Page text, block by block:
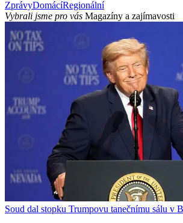
ZprávyDomácíRegionální
Vybrali jsme pro vás Magazíny a zajímavosti
Soud dal stopku Trumpovu tanečnímu sálu v